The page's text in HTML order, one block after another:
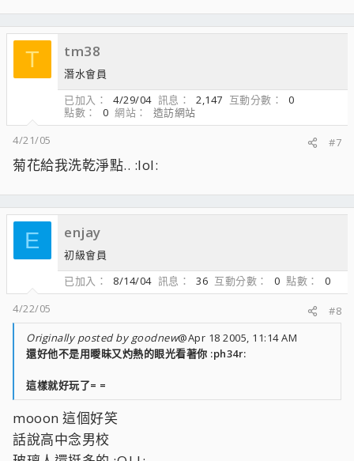
T tm38
潛水會員
已加入
4/29/04 訊息 2,147 互動分數
0
點數
0 網站
造訪網站
4/21/05
#7
菊花給我洗乾淨點.. :lol:
E enjay
初級會員
已加入
8/14/04 訊息 36 互動分數 0 點數
0
4/22/05
#8
Originally posted by goodnew@Apr 18 2005, 11:14 AM
還好他不是用曖昧又灼熱的眼光看著你 :ph34r:
這樣就好玩了= =
mooon 這個好笑
話說高中念男校